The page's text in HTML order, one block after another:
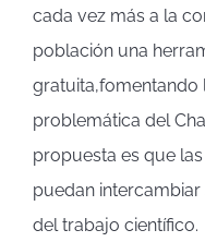
cada vez más a la
población una
gratuita,fomentando
problemática del
propuesta es que
puedan
del trabajo científico.